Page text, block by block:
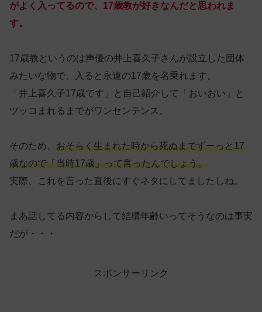
がよく入ってるので、17歳教が好きなんだと思われま
す。
17歳教というのは声優の井上喜久子さんが設立した団体
みたいな物で、入ると永遠の17歳を名乗れます。
「井上喜久子17歳です」と自己紹介して「おいおい」と
ツッコまれるまでがワンセンテンス。
そのため、 おそらく生まれた時から死ぬまでずーっと17
歳なので「当時17歳」って言ったんでしょう。
実際、これを言った直後にすぐネタにしてましたしね。
まあ話してる内容からして結構年齢いってそうなのは事実
だが・・・
スポンサーリンク